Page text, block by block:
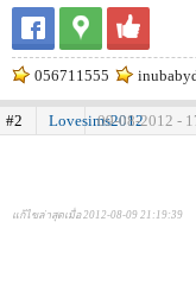
056711555
#2 Lovesims2012
09-08-2012 -
แก้ไขล่าสุดเมื่อ 2012-08-09 21:19:39